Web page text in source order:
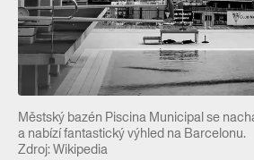
Městský bazén Piscina Municipal se
a nabízí fantastický výhled na Barcelonu.
Zdroj: Wikipedia